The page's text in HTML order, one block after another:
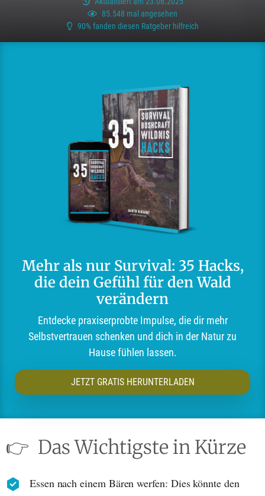
85.548 mal angesehen
90% fanden diesen Ratgeber hilfreich
Mehr als nur Survival: 35 Hacks,
die dein Gefühl für den Wald
verändern
Entdecke praxiserprobte Impulse, die dir mehr
Selbstvertrauen schenken und dich in der Natur zu
Hause fühlen lassen.
JETZT GRATIS HERUNTERLADEN
👉 Das Wichtigste in Kürze
Essen nach einem Bären werfen: Dies könnte den